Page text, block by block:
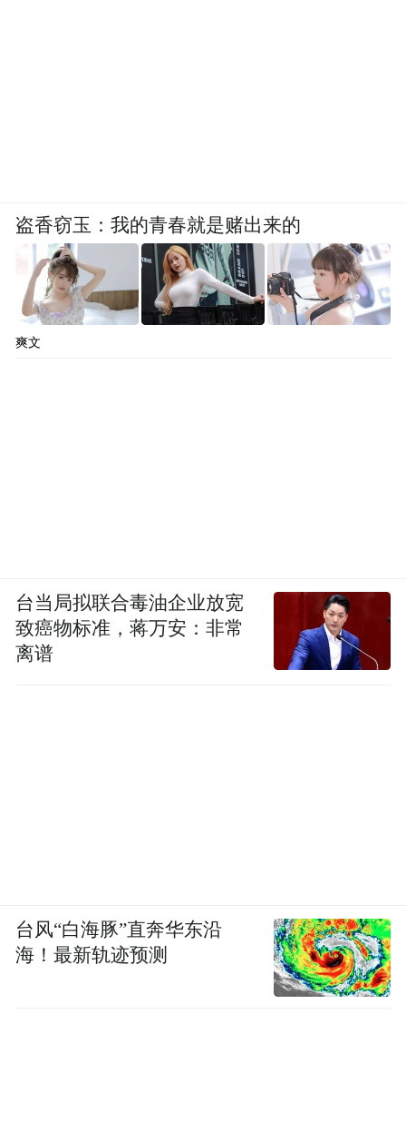
盗香窃玉：我的青春就是赌出来的
爽文
台当局拟联合毒油企业放宽
致癌物标准，蒋万安：非常
离谱
台风“白海豚”直奔华东沿
海！最新轨迹预测